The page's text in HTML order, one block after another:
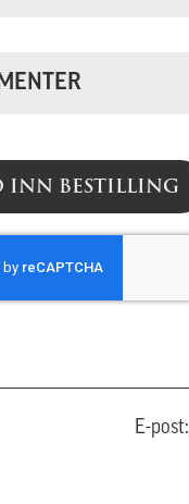
INN BESTILLING
E-post: